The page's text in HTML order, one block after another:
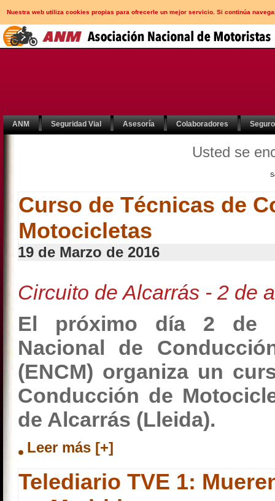
Nuestra web utiliza cookies propias para ofrecerle un mejor servicio. Si continúa
ANM Seguridad Vial Asesoría Colaboradores
Usted se
Curso de Técnicas de
Motocicletas
19 de Marzo de 2016
Circuito de Alcarrás - 2 de
El próximo día 2 de
Nacional de
(ENCM) organiza un
Conducción de
de Alcarrás (Lleida).
Leer más [+]
Telediario TVE 1: